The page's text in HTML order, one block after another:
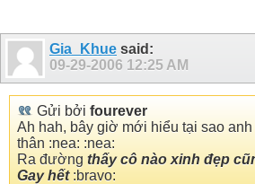
Gia_Khue said:
09-29-2006 12:25 AM
Gửi bởi fourever
Ah hah, bây giờ mới hiểu tại sao
thân :nea: :nea:
Ra đường thấy cô nào xinh đẹp
Gay hết:bravo: